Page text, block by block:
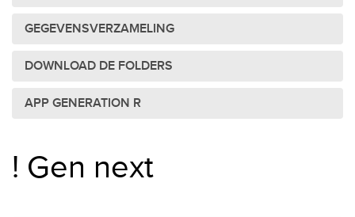
GEGEVENSVERZAMELING
DOWNLOAD DE FOLDERS
APP GENERATION R
! Gen next